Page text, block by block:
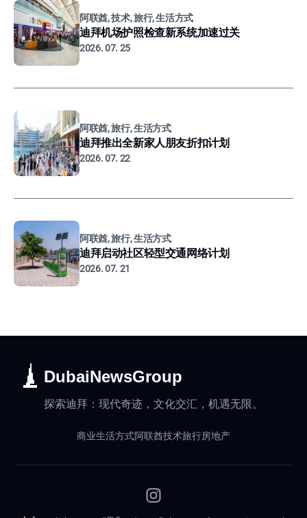
阿联酋, 技术, 旅行, 生活方式
迪拜机场护照检查新系统加速过关
2026. 07. 25
阿联酋, 旅行, 生活方式
迪拜推出全新家人朋友折扣计划
2026. 07. 22
阿联酋, 旅行, 生活方式
迪拜启动社区轻型交通网络计划
2026. 07. 21
DubaiNewsGroup
探索迪拜：现代奇迹，文化交汇，机遇无限。
商业生活方式阿联酋技术旅行房地产